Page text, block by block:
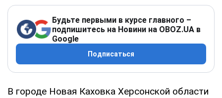
Будьте первыми в курсе главного –
подпишитесь на Новини на OBOZ.UA в
Google
Подписаться
В городе Новая Каховка Херсонской области